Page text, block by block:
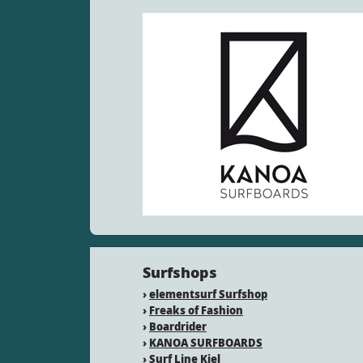
Surfshops
›elementsurf Surfshop
› Freaks of Fashion
› Boardrider
› KANOA SURFBOARDS
›Surf Line Kiel